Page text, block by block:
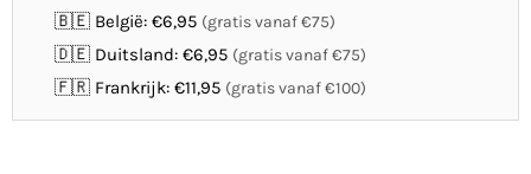
🇧🇪 België: €6,95 (gratis vanaf €75)
🇩🇪 Duitsland: €6,95 (gratis vanaf €75)
🇫🇷 Frankrijk: €11,95 (gratis vanaf €100)